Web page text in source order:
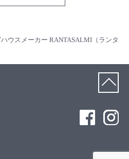
ウスメーカー RANTASALMI（ランタ